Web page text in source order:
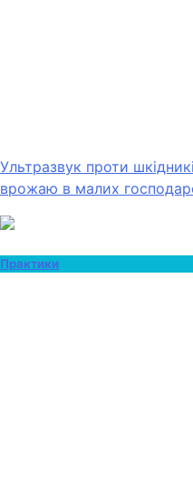
Ультразвук проти
врожаю в малих
Практики